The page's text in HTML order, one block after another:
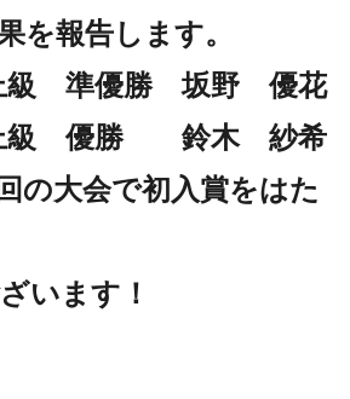
を報告します。
級 準優勝 坂野 優花
上級 優勝 鈴木 紗希
の大会で初入賞をはた
います！